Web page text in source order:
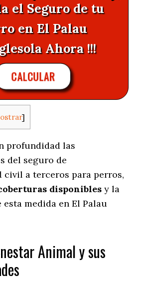
el Seguro de tu
en El Palau
Ahora !!!
CALCULAR
]
profundidad las
del seguro de
civil a terceros para perros,
disponibles y la
medida en El Palau
Animal y sus